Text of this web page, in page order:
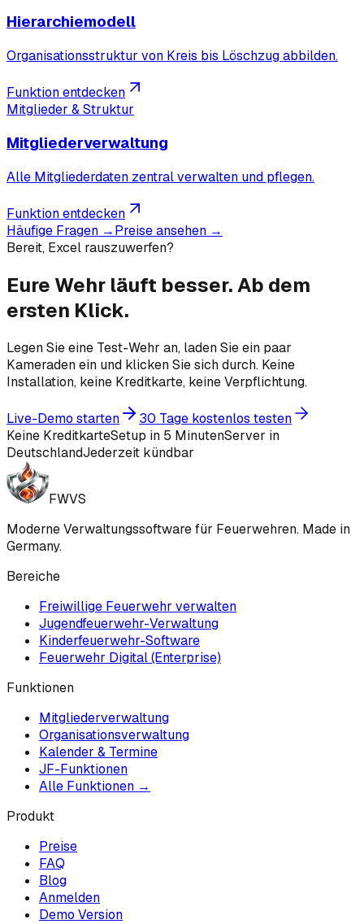
Hierarchiemodell
Organisationsstruktur von Kreis bis Löschzug abbilden.
Funktion entdecken
Mitglieder & Struktur
Mitgliederverwaltung
Alle Mitgliederdaten zentral verwalten und pflegen.
Funktion entdecken
Häufige Fragen →Preise ansehen →
Bereit, Excel rauszuwerfen?
Eure Wehr läuft besser.Ab dem
ersten Klick.
Legen Sie eine Test-Wehr an, laden Sie ein paar
Kameraden ein und klicken Sie sich durch. Keine
Installation, keine Kreditkarte, keine Verpflichtung.
Live-Demo starten
30 Tage kostenlos testen
Keine KreditkarteSetup in 5 MinutenServer in
DeutschlandJederzeit kündbar
FWVS
Moderne Verwaltungssoftware für Feuerwehren. Made in
Germany.
Bereiche
Freiwillige Feuerwehr verwalten
Jugendfeuerwehr-Verwaltung
Kinderfeuerwehr-Software
Feuerwehr Digital (Enterprise)
Funktionen
Mitgliederverwaltung
Organisationsverwaltung
Kalender & Termine
JF-Funktionen
Alle Funktionen →
Produkt
Preise
FAQ
Blog
Anmelden
Demo Version